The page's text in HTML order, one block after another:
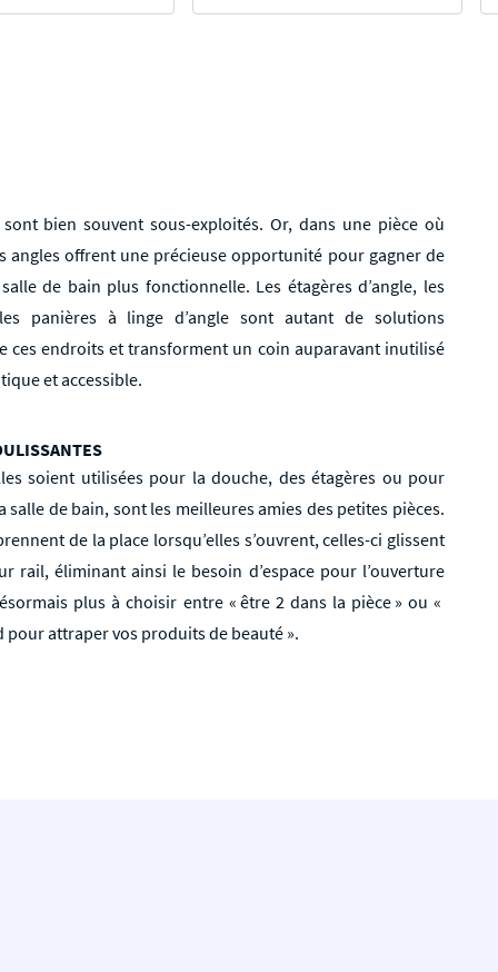
bien souvent sous-exploités. Or, dans une pièce où
angles offrent une précieuse opportunité pour gagner de
de bain plus fonctionnelle. Les étagères d’angle, les
panières à linge d’angle sont autant de solutions
ces endroits et transforment un coin auparavant inutilisé
et accessible.
soient utilisées pour la douche, des étagères ou pour
salle de bain, sont les meilleures amies des petites pièces.
de la place lorsqu’elles s’ouvrent, celles-ci glissent
rail, éliminant ainsi le besoin d’espace pour l’ouverture
plus à choisir entre « être 2 dans la pièce » ou «
attraper vos produits de beauté ».